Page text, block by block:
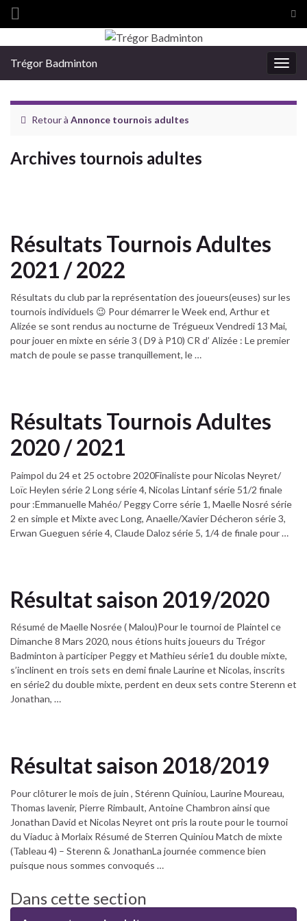
Search for:
Trégor Badminton
Retour à Annonce tournois adultes
Archives tournois adultes
Résultats Tournois Adultes
2021 / 2022
Résultats du club par la représentation des joueurs(euses) sur les
tournois individuels 😉 Pour démarrer le Week end, Arthur et
Alizée se sont rendus au nocturne de Trégueux Vendredi 13 Mai,
pour jouer en mixte en série 3 ( D9 à P10) CR d’ Alizée : Le premier
match de poule se passe tranquillement, le …
Résultats Tournois Adultes
2020 / 2021
Paimpol du 24 et 25 octobre 2020Finaliste pour Nicolas Neyret/
Loïc Heylen série 2 Long série 4, Nicolas Lintanf série 51/2 finale
pour :Emmanuelle Mahéo/ Peggy Corre série 1, Maelle Nosré série
2 en simple et Mixte avec Long, Anaelle/Xavier Décheron série 3,
Erwan Gueguen série 4, Claude Daloz série 5, 1/4 de finale pour …
Résultat saison 2019/2020
Résumé de Maelle Nosrée ( Malou)Pour le tournoi de Plaintel ce
Dimanche 8 Mars 2020, nous étions huits joueurs du Trégor
Badminton à participer Peggy et Mathieu série1 du double mixte,
s’inclinent en trois sets en demi finale Laurine et Nicolas, inscrits
en série2 du double mixte, perdent en deux sets contre Sterenn et
Jonathan, …
Résultat saison 2018/2019
Pour clôturer le mois de juin , Stérenn Quiniou, Laurine Moureau,
Thomas lavenir, Pierre Rimbault, Antoine Chambron ainsi que
Jonathan David et Nicolas Neyret ont pris la route pour le tournoi
du Viaduc à Morlaix Résumé de Sterren Quiniou Match de mixte
(Tableau 4) – Sterenn & JonathanLa journée commence bien
puisque nous sommes convoqués …
Dans cette section